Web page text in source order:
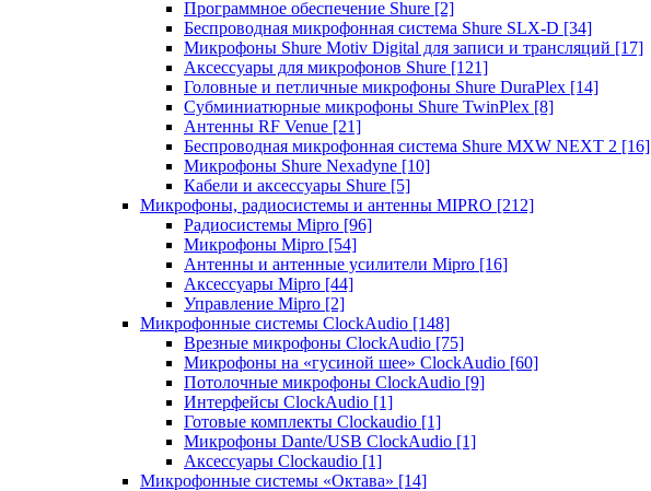
Программное обеспечение Shure [2]
Беспроводная микрофонная система Shure SLX-D [34]
Микрофоны Shure Motiv Digital для записи и трансляций [17]
Аксессуары для микрофонов Shure [121]
Головные и петличные микрофоны Shure DuraPlex [14]
Субминиатюрные микрофоны Shure TwinPlex [8]
Антенны RF Venue [21]
Беспроводная микрофонная система Shure MXW NEXT 2 [16]
Микрофоны Shure Nexadyne [10]
Кабели и аксессуары Shure [5]
Микрофоны, радиосистемы и антенны MIPRO [212]
Радиосистемы Mipro [96]
Микрофоны Mipro [54]
Антенны и антенные усилители Mipro [16]
Аксессуары Mipro [44]
Управление Mipro [2]
Микрофонные системы ClockAudio [148]
Врезные микрофоны ClockAudio [75]
Микрофоны на «гусиной шее» ClockAudio [60]
Потолочные микрофоны ClockAudio [9]
Интерфейсы ClockAudio [1]
Готовые комплекты Clockaudio [1]
Микрофоны Dante/USB ClockAudio [1]
Аксессуары Clockaudio [1]
Микрофонные системы «Октава» [14]